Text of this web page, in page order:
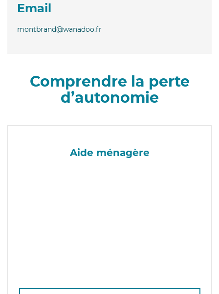
Email
montbrand@wanadoo.fr
Comprendre la perte
d’autonomie
Aide ménagère